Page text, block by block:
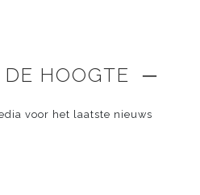
HOOGTE ─
voor het laatste nieuws